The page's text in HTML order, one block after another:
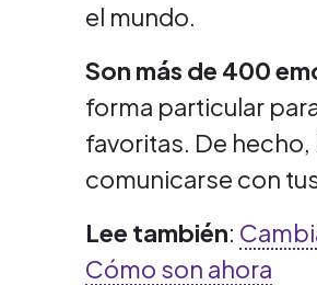
el mundo.
Son más de 400
forma particular
favoritas. De
comunicarse con
Lee también:
Cómo son ahora